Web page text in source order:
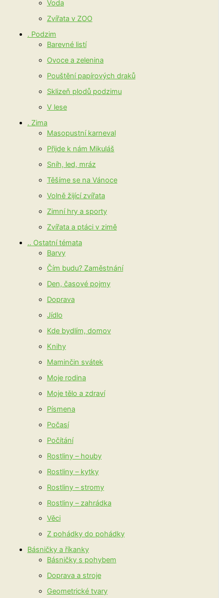
Voda
Zvířata v ZOO
. Podzim
Barevné listí
Ovoce a zelenina
Pouštění papírových draků
Sklizeň plodů podzimu
V lese
. Zima
Masopustní karneval
Přijde k nám Mikuláš
Sníh, led, mráz
Těšíme se na Vánoce
Volně žijící zvířata
Zimní hry a sporty
Zvířata a ptáci v zimě
.. Ostatní témata
Barvy
Čím budu? Zaměstnání
Den, časové pojmy
Doprava
Jídlo
Kde bydlím, domov
Knihy
Maminčin svátek
Moje rodina
Moje tělo a zdraví
Písmena
Počasí
Počítání
Rostliny – houby
Rostliny – kytky
Rostliny – stromy
Rostliny – zahrádka
Věci
Z pohádky do pohádky
Básničky a říkanky
Básničky s pohybem
Doprava a stroje
Geometrické tvary